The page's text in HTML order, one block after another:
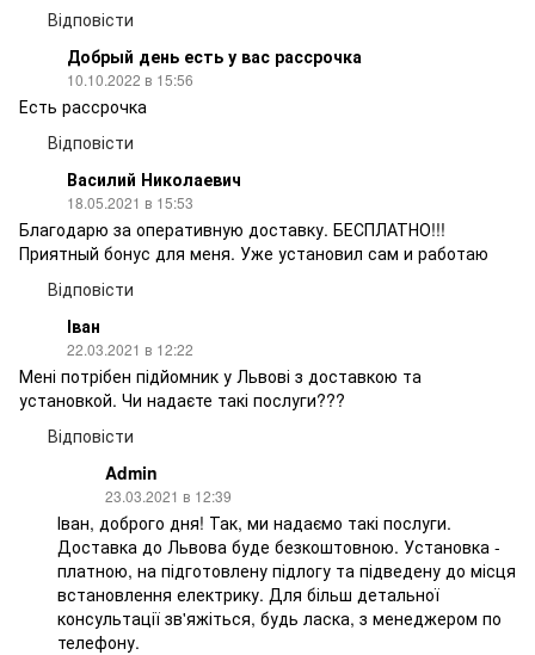
Відповісти
Добрый день есть у вас рассрочка
10.10.2022 в 15:56
Есть рассрочка
Відповісти
Василий Николаевич
18.05.2021 в 15:53
Благодарю за оперативную доставку. БЕСПЛАТНО!!!
Приятный бонус для меня. Уже установил сам и работаю
Відповісти
Іван
22.03.2021 в 12:22
Мені потрібен підйомник у Львові з доставкою та
установкой. Чи надаєте такі послуги???
Відповісти
Admin
23.03.2021 в 12:39
Іван, доброго дня! Так, ми надаємо такі послуги.
Доставка до Львова буде безкоштовною. Установка -
платною, на підготовлену підлогу та підведену до місця
встановлення електрику. Для більш детальної
консультації зв'яжіться, будь ласка, з менеджером по
телефону.